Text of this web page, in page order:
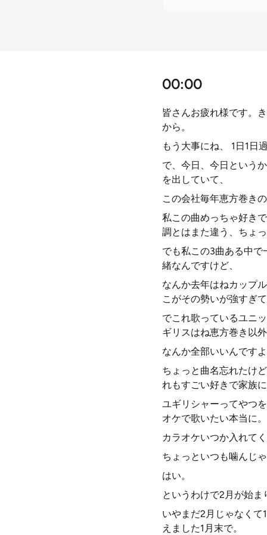
00:00
皆さんお疲れ様です。
から。
もう大事にね、 1日1日
で、今日、今日という
を出していて、
この会社毎年恵方巻き
私この曲めっちゃ好き
調とはまた違う、ちょ
でも私この3曲ある中
緒なんですけど、
なんか去年はねカップ
こがその勢いが強すぎ
でこれ歌っているユニ
ギリスはね恵方巻き以
なんか全部いいんです
ちょっと曲名忘れたけ
れもすごい好きで家族
ユギリシャーってやつ
オケで歌いたい本当に。
カラオケいつか入れて
ちょっといつも噛んじ
はい。
というわけで2月が始ま
いやまだ2月じゃなくて
えました1月末で。